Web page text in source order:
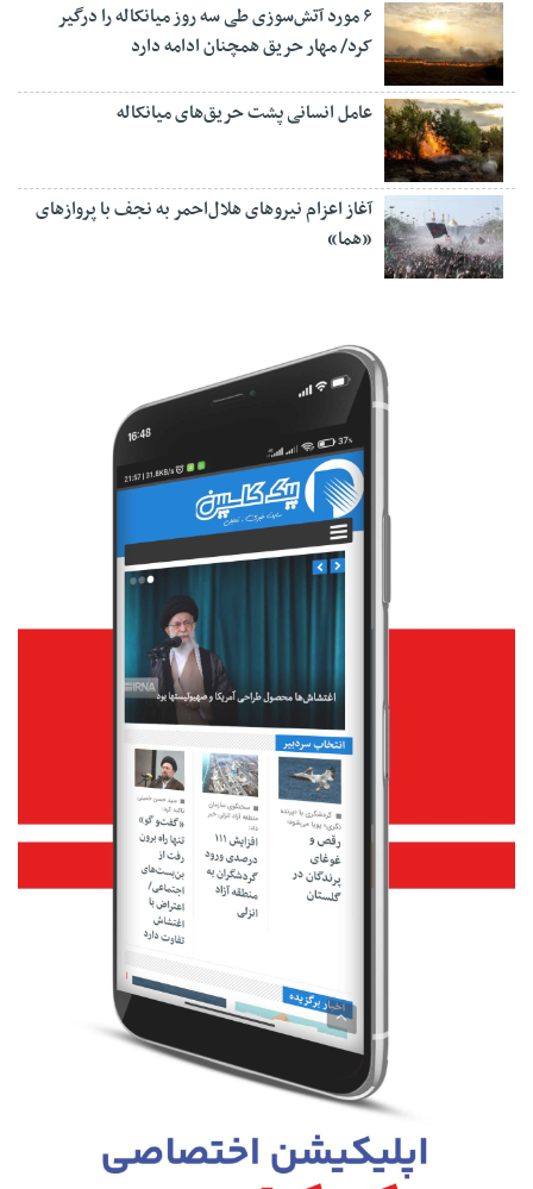
۶ مورد آتش‌سوزی طی سه روز میانکاله را درگیر
کرد/ مهار حریق همچنان ادامه دارد
عامل انسانی پشت حریق‌های میانکاله
آغاز اعزام نیروهای هلال‌احمر به نجف با پروازهای
«هما»